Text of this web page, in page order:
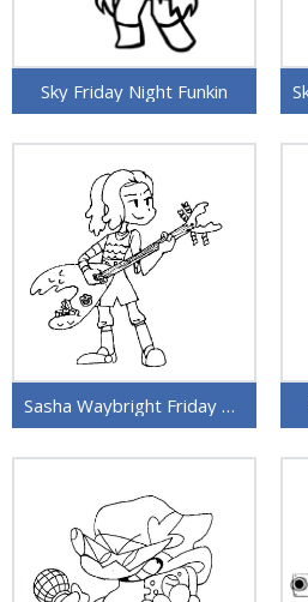
Sky Friday Night Funkin
Sasha Waybright Friday Night Funkin